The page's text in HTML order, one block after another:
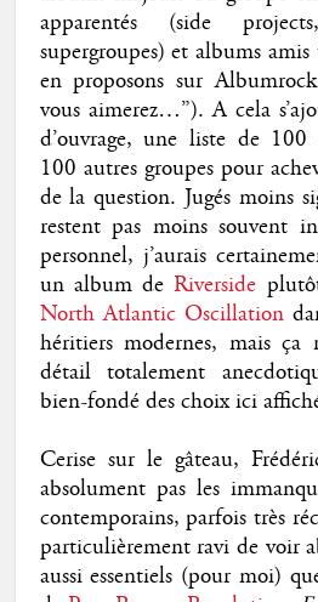
apparentés (side
supergroupes) et albums
en proposons sur
vous aimerez…”). A cela
d’ouvrage, une liste de
100 autres groupes pour
de la question. Jugés moins
restent pas moins souvent
personnel, j’aurais
un album deRiverside
North Atlantic Oscillation
héritiers modernes, mais
détail totalement
bien-fondé des choix ici
Cerise sur le gâteau,
absolument pas les
contemporains, parfois très
particulièrement ravi de voir
aussi essentiels (pour moi)